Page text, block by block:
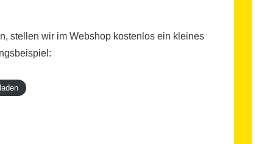
stellen wir im Webshop kostenlos ein kleines